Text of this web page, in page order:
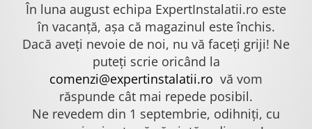
În luna august echipa ExpertInstalatii.ro este
în vacanță, așa că magazinul este închis.
Dacă aveți nevoie de noi, nu vă faceți griji! Ne
puteți scrie oricând la
comenzi@expertinstalatii.ro vă vom
răspunde cât mai repede posibil.
Ne revedem din 1 septembrie, odihniți, cu